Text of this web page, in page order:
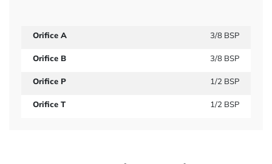
Orifice A 3/8 BSP
Orifice B 3/8 BSP
Orifice P 1/2 BSP
Orifice T 1/2 BSP